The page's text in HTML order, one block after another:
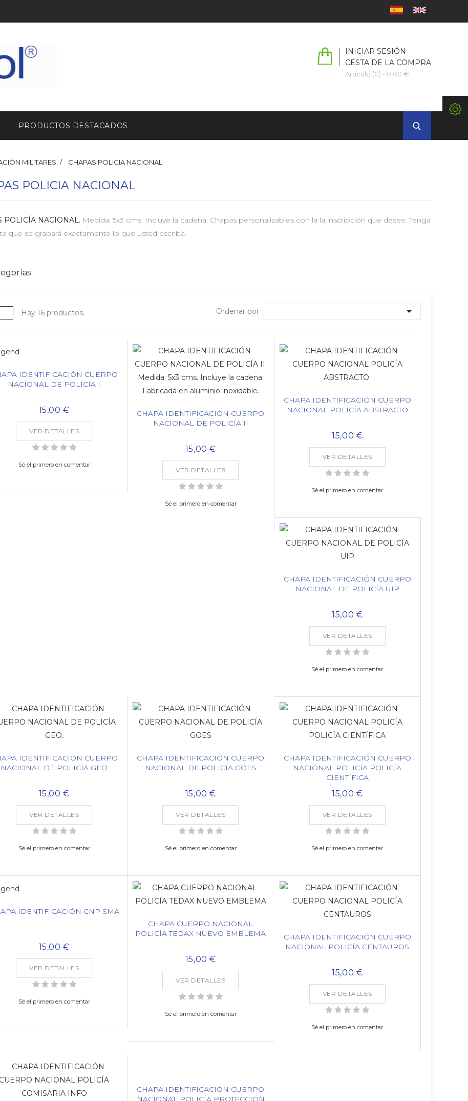
INICIAR SESIÓN
CESTA DE LA COMPRA
Artículo (0) - 0,00 €
PRODUCTOS DESTACADOS
MILITARES CHAPAS POLICIA NACIONAL
POLICIA NACIONAL
POLICÍA NACIONAL. Medida: 5x3 cms. Incluye la cadena. Chapas personalizables con la la inscripción que desee. Tenga
que se grabará exactamente lo que usted escriba.
Hay 16 productos. Ordenar por: 
IDENTIFICACIÓN CUERPO
NACIONAL DE POLICÍA I
15,00 €
VER DETALLES
Sé el primero en comentar
CHAPA IDENTIFICACIÓN CUERPO
NACIONAL DE POLICÍA II
15,00 €
VER DETALLES
Sé el primero en comentar
CHAPA IDENTIFICACIÓN CUERPO
NACIONAL POLICÍA ABSTRACTO
15,00 €
VER DETALLES
Sé el primero en comentar
CHAPA IDENTIFICACIÓN CUERPO
NACIONAL DE POLICÍA UIP
15,00 €
VER DETALLES
Sé el primero en comentar
IDENTIFICACIÓN CUERPO
NACIONAL DE POLICÍA GEO
15,00 €
VER DETALLES
Sé el primero en comentar
CHAPA IDENTIFICACIÓN CUERPO
NACIONAL DE POLICÍA GOES
15,00 €
VER DETALLES
Sé el primero en comentar
CHAPA IDENTIFICACIÓN CUERPO
NACIONAL POLICÍA POLICÍA
CIENTÍFICA
15,00 €
VER DETALLES
Sé el primero en comentar
IDENTIFICACIÓN CNP SMA
15,00 €
VER DETALLES
Sé el primero en comentar
CHAPA CUERPO NACIONAL
POLICÍA TEDAX NUEVO EMBLEMA
15,00 €
VER DETALLES
Sé el primero en comentar
CHAPA IDENTIFICACIÓN CUERPO
NACIONAL POLICÍA CENTAUROS
15,00 €
VER DETALLES
Sé el primero en comentar
CHAPA IDENTIFICACIÓN CUERPO